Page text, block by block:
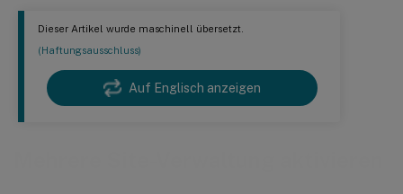
Dieser Artikel wurde maschinell übersetzt.
(Haftungsausschluss)
Auf Englisch anzeigen